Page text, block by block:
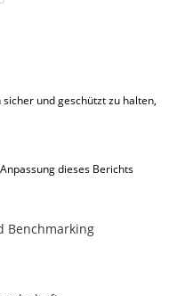
und geschützt zu halten,
dieses Berichts
Benchmarking